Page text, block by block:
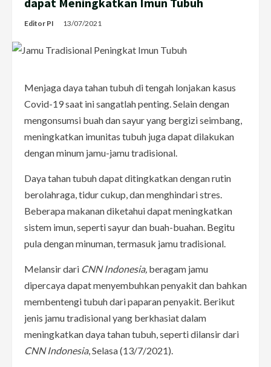
Editor PI 13/07/2021
Menjaga daya tahan tubuh di tengah lonjakan kasus
Covid-19 saat ini sangatlah penting. Selain dengan
mengonsumsi buah dan sayur yang bergizi seimbang,
meningkatkan imunitas tubuh juga dapat dilakukan
dengan minum jamu-jamu tradisional.
Daya tahan tubuh dapat ditingkatkan dengan rutin
berolahraga, tidur cukup, dan menghindari stres.
Beberapa makanan diketahui dapat meningkatkan
sistem imun, seperti sayur dan buah-buahan. Begitu
pula dengan minuman, termasuk jamu tradisional.
Melansir dari CNN Indonesia, beragam jamu
dipercaya dapat menyembuhkan penyakit dan bahkan
membentengi tubuh dari paparan penyakit. Berikut
jenis jamu tradisional yang berkhasiat dalam
meningkatkan daya tahan tubuh, seperti dilansir dari
CNN Indonesia, Selasa (13/7/2021).